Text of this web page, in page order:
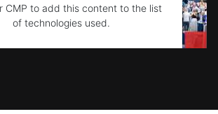
CMP to add this content to the list
of technologies used.
byUsercentrics Consent